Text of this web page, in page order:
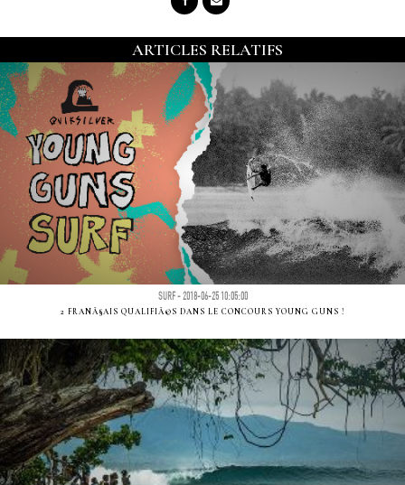
ARTICLES RELATIFS
SURF - 2018-06-25 10:05:00
2 FRANÃ§AIS QUALIFIÃ©S DANS LE CONCOURS YOUNG GUNS !